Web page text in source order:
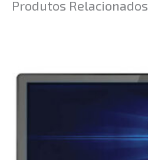
Produtos Relacionados